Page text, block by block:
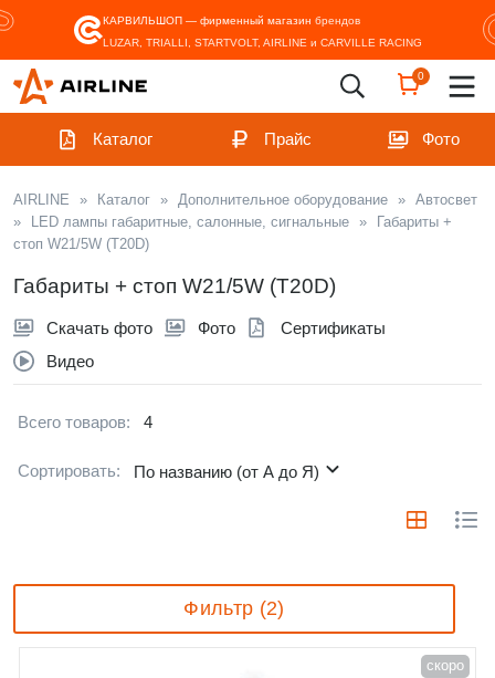
КАРВИЛЬШОП — фирменный магазин брендов
LUZAR, TRIALLI, STARTVOLT, AIRLINE и CARVILLE RACING
0
Каталог Прайс Фото
AIRLINE » Каталог » Дополнительное оборудование » Автосвет
»
LED лампы габаритные, салонные, сигнальные »
Габариты +
стоп W21/5W (T20D)
Габариты + стоп W21/5W (T20D)
Скачать фото Фото
Сертификаты
Видео
Всего товаров: 4
Сортировать: По названию (от А до Я)
Фильтр (2)
скоро